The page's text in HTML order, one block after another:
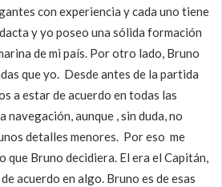
con experiencia y cada uno tiene
y yo poseo una sólida formación
de mi país. Por otro lado, Bruno
que yo. Desde antes de la partida
a estar de acuerdo en todas las
navegación, aunque , sin duda, no
detalles menores. Por eso me
que Bruno decidiera. El era el Capitán,
acuerdo en algo. Bruno es de esas